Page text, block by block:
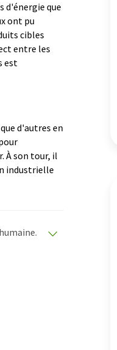
d'énergie que
ont pu
cibles
entre les
est
d'autres en
À son tour, il
industrielle